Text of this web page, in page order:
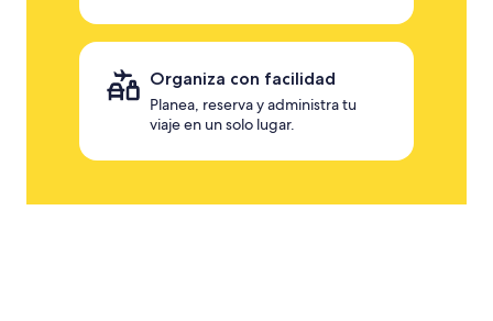
Organiza con facilidad
Planea, reserva y administra tu
viaje en un solo lugar.